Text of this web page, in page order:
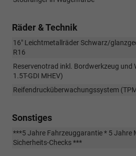
Räder & Technik
16" Leichtmetallräder Schwarz/
R16
Reservenotrad inkl. Bordwerkzeug und
1.5T-GDI MHEV)
Reifendrucküberwachungssystem
Sonstiges
***5 Jahre Fahrzeuggarantie * 5 Jahre
Sicherheits-Checks ***